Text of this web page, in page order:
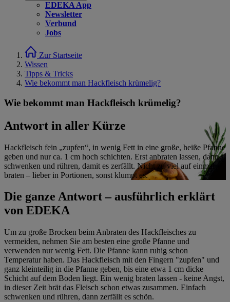
EDEKA App
Newsletter
Verbund
Jobs
Zur Startseite
Wissen
Tipps & Tricks
Wie bekommt man Hackfleisch krümelig?
Wie bekommt man Hackfleisch krümelig?
Antwort in aller Kürze
Hackfleisch fein „zupfen“, in wenig Fett in eine große, heiße Pfanne
geben und nur ca. 1 cm hoch schichten. Erst anbraten lassen, dann
schwenken und rühren, damit es zerfällt. Nicht zu viel auf einmal
braten – lieber in Portionen, sonst klumpt es.
Die ganze Antwort – ausführlich erklärt
von EDEKA
Um zu große Brocken beim Anbraten des Hackfleisches zu
vermeiden, nehmen Sie am besten eine große Pfanne und
verwenden nur wenig Fett. Die Pfanne kann ruhig schon
Temperatur haben. Das Hackfleisch mit den Fingern "zupfen" und
ganz kleinteilig in die Pfanne geben, bis eine etwa 1 cm dicke
Schicht auf dem Boden liegt. Ein wenig braten lassen - keine Angst,
in dieser Zeit brät das Fleisch schon etwas zusammen. Einfach
schwenken und rühren, dann zerfällt es schön.